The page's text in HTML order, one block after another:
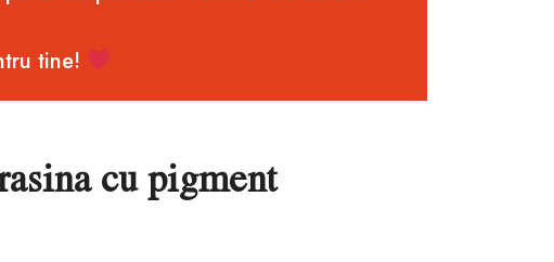
tine!
cu pigment